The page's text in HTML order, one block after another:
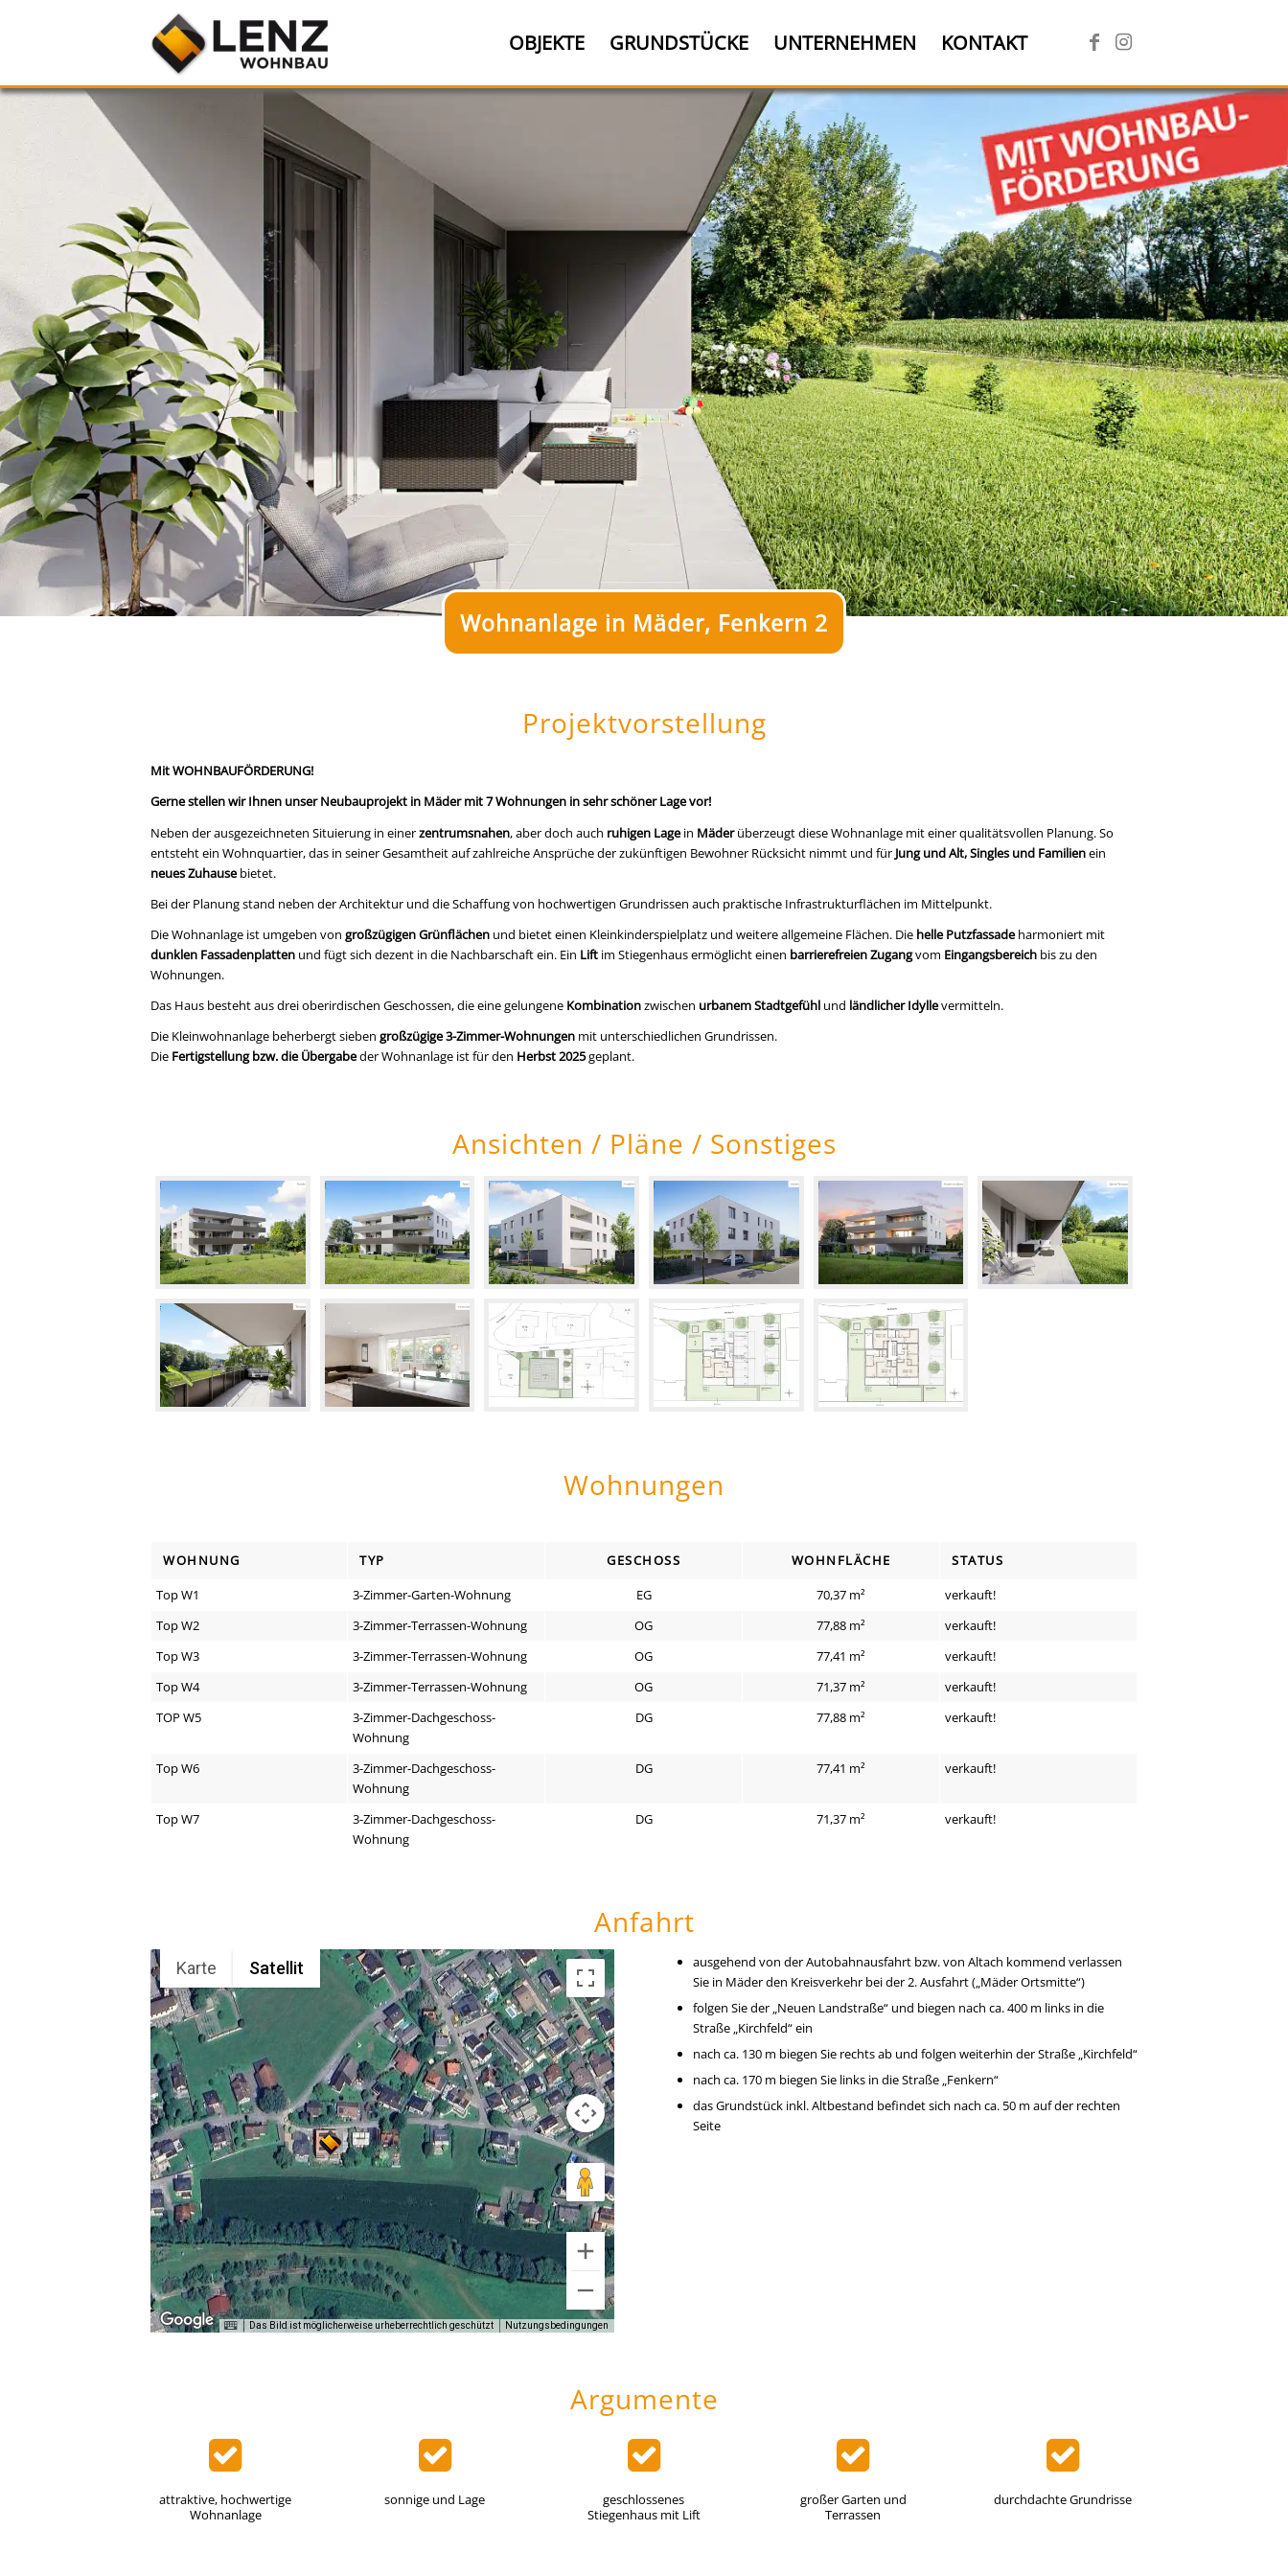
OBJEKTE GRUNDSTÜCKE UNTERNEHMEN KONTAKT
Wohnanlage in Mäder, Fenkern 2
Projektvorstellung
Mit WOHNBAUFÖRDERUNG!
Gerne stellen wir Ihnen unser Neubauprojekt in Mäder mit 7 Wohnungen in sehr schöner Lage vor!
Neben der ausgezeichneten Situierung in einerzentrumsnahen, aber doch auch ruhigen Lagein Mäderüberzeugt diese Wohnanlage mit einer qualitätsvollen Planung. So
entsteht ein Wohnquartier, das in seiner Gesamtheit auf zahlreiche Ansprüche der zukünftigen Bewohner Rücksicht nimmt und für Jung und Alt, Singles und Familienein
neues Zuhausebietet.
Bei der Planung stand neben der Architektur und die Schaffung von hochwertigen Grundrissen auch praktische Infrastrukturflächen im Mittelpunkt.
Die Wohnanlage ist umgeben von großzügigen Grünflächen und bietet einen Kleinkinderspielplatz und weitere allgemeine Flächen. Die helle Putzfassadeharmoniert mit
dunklen Fassadenplatten und fügt sich dezent in die Nachbarschaft ein. Ein Lift im Stiegenhaus ermöglicht einen barrierefreien Zugangvom Eingangsbereich bis zu den
Wohnungen.
Das Haus besteht aus drei oberirdischen Geschossen, die eine gelungene Kombinationzwischen urbanem Stadtgefühl und ländlicher Idyllevermitteln.
Die Kleinwohnanlage beherbergt sieben großzügige 3-Zimmer-Wohnungen mit unterschiedlichen Grundrissen.
Die Fertigstellung bzw. die Übergabeder Wohnanlage ist für den Herbst 2025geplant.
Ansichten / Pläne / Sonstiges
Wohnungen
WOHNUNG TYP GESCHOSS WOHNFLÄCHE
STATUS
Top W1
3-Zimmer-Garten-Wohnung EG 70,37 m²
verkauft!
Top W2
3-Zimmer-Terrassen-Wohnung OG 77,88 m²
verkauft!
Top W3
3-Zimmer-Terrassen-Wohnung OG 77,41 m²
verkauft!
Top W4
3-Zimmer-Terrassen-Wohnung OG 71,37 m²
verkauft!
TOP W5
3-Zimmer-Dachgeschoss-
Wohnung
DG 77,88 m² verkauft!
Top W6
3-Zimmer-Dachgeschoss-
Wohnung
DG 77,41 m² verkauft!
Top W7
3-Zimmer-Dachgeschoss-
Wohnung
DG 71,37 m² verkauft!
Anfahrt
Karte Satellit
Das Bild ist möglicherweise urheberrechtlich geschützt Nutzungsbedingungen
ausgehend von der Autobahnausfahrt bzw. von Altach kommend verlassen
Sie in Mäder den Kreisverkehr bei der 2. Ausfahrt („Mäder Ortsmitte“)
folgen Sie der „Neuen Landstraße“ und biegen nach ca. 400 m links in die
Straße „Kirchfeld“ ein
nach ca. 130 m biegen Sie rechts ab und folgen weiterhin der Straße „Kirchfeld“
nach ca. 170 m biegen Sie links in die Straße „Fenkern“
das Grundstück inkl. Altbestand befindet sich nach ca. 50 m auf der rechten
Seite
Argumente
attraktive, hochwertige
Wohnanlage
sonnige und Lage
geschlossenes
Stiegenhaus mit Lift
großer Garten und
Terrassen
durchdachte Grundrisse